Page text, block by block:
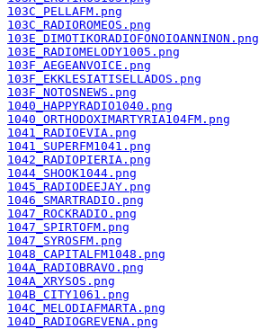
103C_PELLAFM.png
103C_RADIOROMEOS.png
103E_DIMOTIKORADIOFONOIOANNINON.png
103E_RADIOMELODY1005.png
103F_AEGEANVOICE.png
103F_EKKLESIATISELLADOS.png
103F_NOTOSNEWS.png
1040_HAPPYRADIO1040.png
1040_ORTHODOXIMARTYRIA104FM.png
1041_RADIOEVIA.png
1041_SUPERFM1041.png
1042_RADIOPIERIA.png
1044_SHOOK1044.png
1045_RADIODEEJAY.png
1046_SMARTRADIO.png
1047_ROCKRADIO.png
1047_SPIRTOFM.png
1047_SYROSFM.png
1048_CAPITALFM1048.png
104A_RADIOBRAVO.png
104A_XRYSOS.png
104B_CITY1061.png
104C_MELODIAFMARTA.png
104D_RADIOGREVENA.png